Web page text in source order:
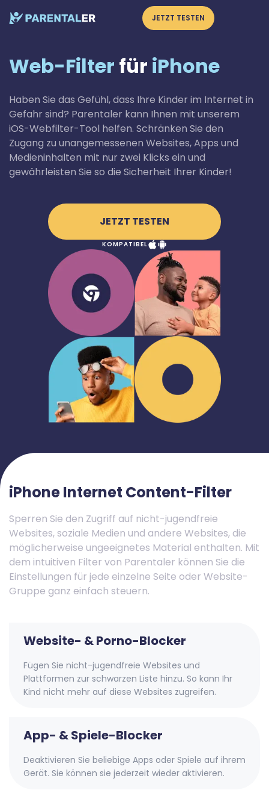
JETZT TESTEN
Web-Filter für iPhone
Haben Sie das Gefühl, dass Ihre Kinder im Internet in
Gefahr sind? Parentaler kann Ihnen mit unserem
iOS-Webfilter-Tool helfen. Schränken Sie den
Zugang zu unangemessenen Websites, Apps und
Medieninhalten mit nur zwei Klicks ein und
gewährleisten Sie so die Sicherheit Ihrer Kinder!
JETZT TESTEN
KOMPATIBEL
iPhone Internet Content-Filter
Sperren Sie den Zugriff auf nicht-jugendfreie
Websites, soziale Medien und andere Websites, die
möglicherweise ungeeignetes Material enthalten. Mit
dem intuitiven Filter von Parentaler können Sie die
Einstellungen für jede einzelne Seite oder Website-
Gruppe ganz einfach steuern.
Website- & Porno-Blocker
Fügen Sie nicht-jugendfreie Websites und
Plattformen zur schwarzen Liste hinzu. So kann Ihr
Kind nicht mehr auf diese Websites zugreifen.
App- & Spiele-Blocker
Deaktivieren Sie beliebige Apps oder Spiele auf ihrem
Gerät. Sie können sie jederzeit wieder aktivieren.